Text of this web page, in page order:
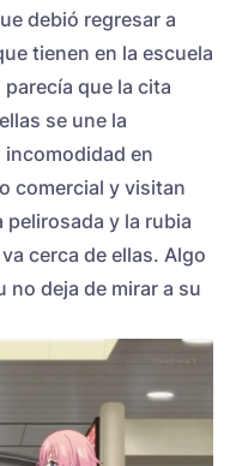
debió regresar a
tienen en la escuela
que la cita
se une la
en
comercial y visitan
y la rubia
cerca de ellas. Algo
no deja de mirar a su